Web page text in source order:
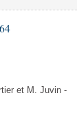
et M. Juvin -